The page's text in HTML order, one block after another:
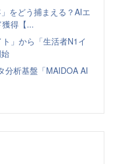
をどう捕まえる？AIエ
得【...
」から「生活者N1イ
分析基盤「MAIDOA AI